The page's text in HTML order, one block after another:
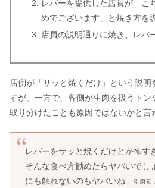
レバーを提供した店員が「こ
めでございます」と焼き方を
店員の説明通りに焼き、レバ
店側が「サッと焼くだけ」という説明
すが、一方で、客側が生肉を扱うトン
取り分けたことも原因ではないかと言
レバーをサッと焼くだけとか怖
そんな食べ方勧めたらヤバいで
にも触れないのもヤバいね
引用元